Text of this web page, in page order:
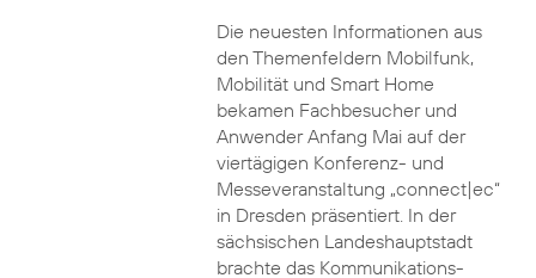
Die neuesten Informationen aus
den Themenfeldern Mobilfunk,
Mobilität und Smart Home
bekamen Fachbesucher und
Anwender Anfang Mai auf der
viertägigen Konferenz- und
Messeveranstaltung „connect|ec“
in Dresden präsentiert. In der
sächsischen Landeshauptstadt
brachte das Kommunikations-